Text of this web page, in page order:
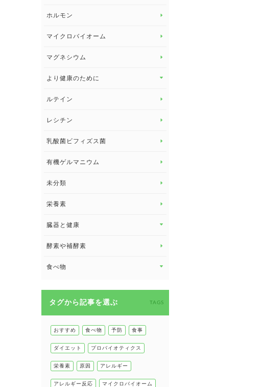
ビタミンE
ホルモン
マイクロバイオーム
マグネシウム
より健康のために
より健康のために トップ
眼の健康
睡眠
ルテイン
レシチン
乳酸菌ビフィズス菌
有機ゲルマニウム
未分類
栄養素
臓器と健康
臓器と健康 トップ
甲状腺
肌
肝臓の健康
腸の健康
酵素や補酵素
食べ物
健康食
タグから記事を選ぶ TAGS
おすすめ 食べ物 予防 食事
ダイエット プロバイオティクス
栄養素 原因 アレルギー
アレルギー反応 マイクロバイオーム